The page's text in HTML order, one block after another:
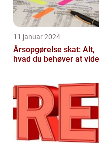
11 januar 2024
Årsopgørelse skat: Alt,
hvad du behøver at vide